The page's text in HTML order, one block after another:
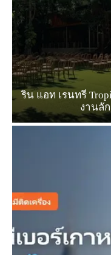
ริน แอท เรนทรี
งานลั